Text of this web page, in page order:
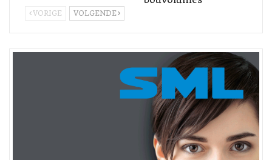
AWP-CLFQ-plaatis onthul en gesertifiseer voor Asahi
se vennote en kliënte tydens die AWP Days 2025 in
vertoon. Drukmonsters is ook vroeër hierdie maand by Allstein
se Automation Open House besigtig, waar die plaat beïndruk
het met hoëdigtheid-wit kleure, sterk vaste stowwe en
uitstekende vervaag tot nul op komplekse substrate. Na die
sertifisering het Asahi Photoproducts 'n beheerde kommersiële
uitrol van AWP-CLFQ vir kwaliteitsgedrewe omsetters
begin , ondersteun deur Esko en plaaslike Asahi-
VORIGE VOLGENDE